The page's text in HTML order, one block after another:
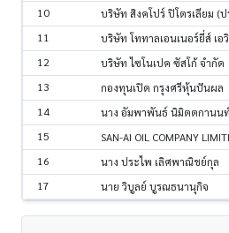
10 บริษัท สิงคโปร์ ปิโตรเลียม (
11 บริษัท โททาลเอนเนอร์ยี่ส์ เอ
12 บริษัท ไซโนเปค ซัสโก้ จำกัด
13 กองทุนเปิด กรุงศรีหุ้นปันผล
14 นาง อัมพาพันธ์ นิมิตตกานนท์
15 SAN-AI OIL COMPANY
16 นาง ประไพ เลิศพาณิชย์กุล
17 นาย วิบูลย์ บูรณธนานุกิจ